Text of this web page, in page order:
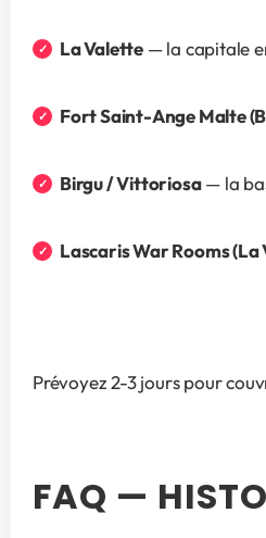
La Valette — la capitale
Fort Saint-Ange Malte
Birgu / Vittoriosa — la
Lascaris War Rooms (La
Prévoyez 2-3 jours pour
FAQ —